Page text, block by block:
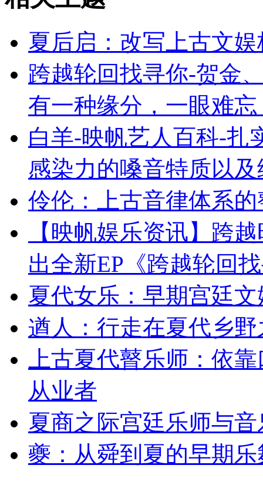
夏后启：改写上古文
跨越轮回找寻你-贺金
有一种缘分，一眼难
白羊-映帆艺人百科-扎
感染力的嗓音特质以
伶伦：上古音律体系
【映帆娱乐资讯】跨
出全新EP《跨越轮回
夏代女乐：早期宫廷
遒人：行走在夏代乡
上古夏代瞽乐师：依
从业者
夏商之际宫廷乐师与
夔：从舜到夏的早期